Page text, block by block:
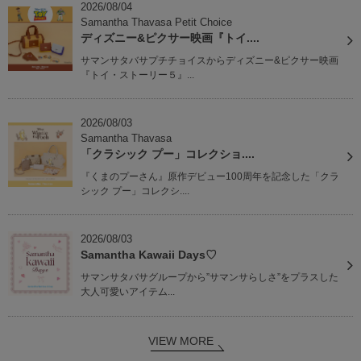
2026/08/04
Samantha Thavasa Petit Choice
ディズニー&ピクサー映画『トイ....
サマンサタバサプチチョイスからディズニー&ピクサー映画
『トイ・ストーリー５』...
2026/08/03
Samantha Thavasa
「クラシック プー」コレクショ....
『くまのプーさん』原作デビュー100周年を記念した「クラ
シック プー」コレクシ....
2026/08/03
Samantha Kawaii Days♡
サマンサタバサグループから”サマンサらしさ”をプラスした
大人可愛いアイテム...
VIEW MORE